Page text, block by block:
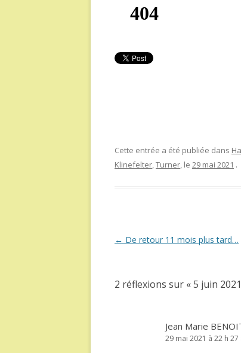
Cette entrée a été publiée dans
Klinefelter,Turner, le 29 mai 2021 .
Navigation
← De retour 11 mois plus tard…
2 réflexions sur «5 juin
Jean Marie
29 mai 2021 à 22 h 27